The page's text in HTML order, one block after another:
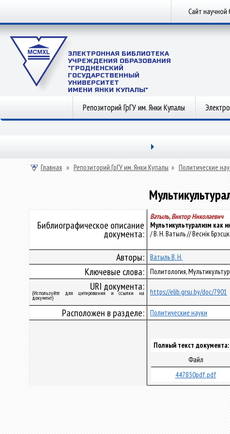
Сайт научной
ЭЛЕКТРОННАЯ БИБЛИОТЕКА
УЧРЕЖДЕНИЯ ОБРАЗОВАНИЯ
"ГРОДНЕНСКИЙ
ГОСУДАРСТВЕННЫЙ
УНИВЕРСИТЕТ
ИМЕНИ ЯНКИ КУПАЛЫ"
Репозиторий ГрГУ им. Янки Купалы
Главная » Репозиторий ГрГУ им. Янки Купалы » Политические
Библиографическое описание
документа:
Ватыль, Виктор Николаевич
Мультикультурализм как
/ В. Н. Ватыль // Веснік
Авторы: Ватыль В. Н.
Ключевые слова: Политология,
URI документа:
(Используйте для цитирования и ссылки на
документ)
https://elib.grsu.by/doc/7901
Расположен в разделе: Политические науки
Полный текст документа:
Файл
447850pdf.pdf